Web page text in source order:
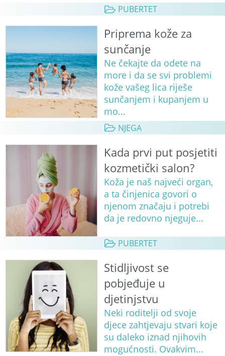
PUBERTET
Priprema kože za
sunčanje
Ne čekajte da odete na
more i da se svi problemi
kože vašeg lica riješe
sunčanjem i kupanjem u
mo...
NJEGA
Kada prvi put posjetiti
kozmetički salon?
Koža je naš najveći organ,
a ta činjenica govori o
njenom značaju i potrebi
da je redovno njeguje...
PUBERTET
Stidljivost se
pobjeđuje u
djetinjstvu
Neki roditelji od svoje
djece zahtjevaju stvari koje
su daleko iznad njihovih
mogućnosti. Ovakvim...